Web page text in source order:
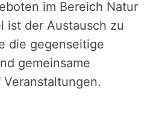
im Bereich Natur
ist der Austausch zu
die gegenseitige
gemeinsame